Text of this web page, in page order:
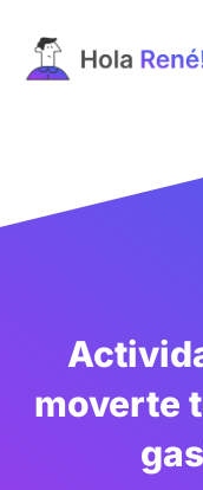
contenido
moverte